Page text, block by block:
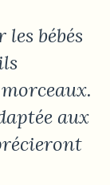
bébés
aux